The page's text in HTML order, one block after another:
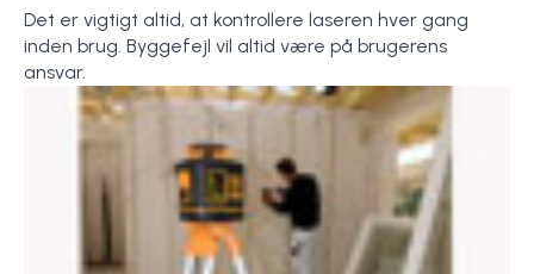
Det er vigtigt altid, at kontrollere laseren hver gang
inden brug. Byggefejl vil altid være på brugerens
ansvar.